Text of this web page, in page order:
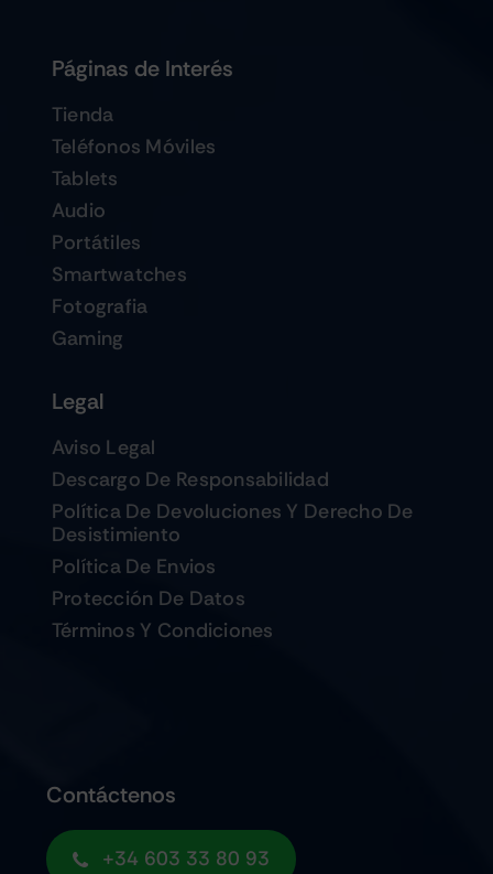
Páginas de Interés
Tienda
Teléfonos Móviles
Tablets
Audio
Portátiles
Smartwatches
Fotografia
Gaming
Legal
Aviso Legal
Descargo De Responsabilidad
Política De Devoluciones Y Derecho De
Desistimiento
Política De Envios
Protección De Datos
Términos Y Condiciones
Contáctenos
+34 603 33 80 93